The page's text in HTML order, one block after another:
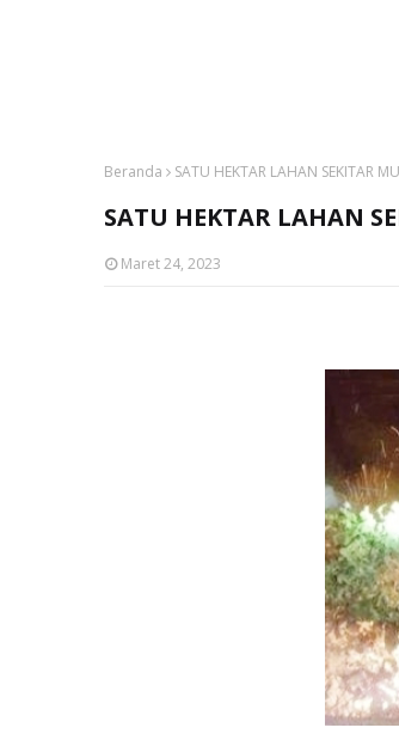
Beranda SATU HEKTAR LAHAN SEKITAR
SATU HEKTAR LAHAN
Maret 24, 2023